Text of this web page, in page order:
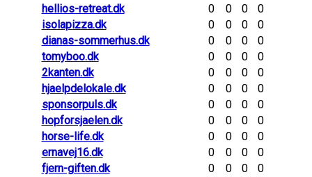
hellios-retreat.dk
0 0 0
0
isolapizza.dk
0 0 0
0
dianas-sommerhus.dk
0 0 0
0
tomyboo.dk
0 0 0
0
2kanten.dk
0 0 0
0
hjaelpdelokale.dk
0 0 0
0
sponsorpuls.dk
0 0 0
0
hopforsjaelen.dk
0 0 0
0
horse-life.dk
0 0 0
0
ernavej16.dk
0 0 0
0
fjern-giften.dk
0 0 0
0